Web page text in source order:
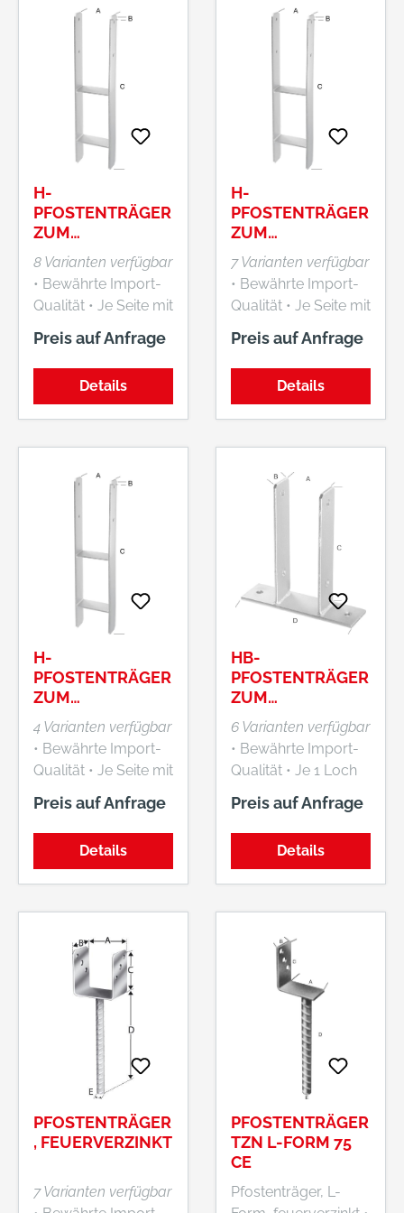
H-
PFOSTENTRÄGER
ZUM
EINBETONIEREN,
FEUERVERZINKT,
MATERIALSTÄRK
E 5 MM
8 Varianten verfügbar
• Bewährte Import-
Qualität • Je Seite mit
2 Löchern, Loch-Ø
12,5 mm •
Pfosteneinlass: 300
Preis auf Anfrage
Details
H-
PFOSTENTRÄGER
ZUM
EINBETONIEREN,
FEUERVERZINKT,
MATERIALSTÄRK
E 5,6 MM
7 Varianten verfügbar
• Bewährte Import-
Qualität • Je Seite mit
2 Löchern, Loch-Ø
12,5 mm •
Pfosteneinlass: 300
Preis auf Anfrage
Details
H-
PFOSTENTRÄGER
ZUM
EINBETONIEREN,
FEUERVERZINKT,
MATERIALSTÄRK
E 8,0 MM
4 Varianten verfügbar
• Bewährte Import-
Qualität • Je Seite mit
2 Löchern, Loch-Ø
12,5 mm •
Pfosteneinlass: 400
Preis auf Anfrage
Details
HB-
PFOSTENTRÄGER
ZUM
AUFDÜBELN,
FEUERVERZINKT
6 Varianten verfügbar
• Bewährte Import-
Qualität • Je 1 Loch
pro Seite, Loch-Ø
11,0 mm
Palettenmenge: 500
Preis auf Anfrage
Details
PFOSTENTRÄGER
, FEUERVERZINKT
7 Varianten verfügbar
PFOSTENTRÄGER
TZN L-FORM 75
CE
Pfostenträger, L-